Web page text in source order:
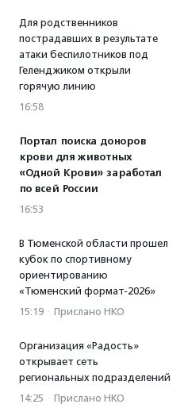
Для родственников
пострадавших в результате
атаки беспилотников под
Геленджиком открыли
горячую линию
16:58
Портал поиска доноров
крови для животных
«Одной Крови» заработал
по всей России
16:53
В Тюменской области прошел
кубок по спортивному
ориентированию
«Тюменский формат-2026»
15:19 · Прислано НКО
Организация «Радость»
открывает сеть
региональных подразделений
14:25 · Прислано НКО